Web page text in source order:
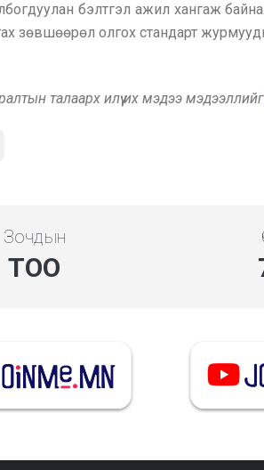
бэлтгэл ажил хангаж
зөвшөөрөл олгох стандарт
талаарх илүү их мэдээ мэдээллийг
Зочдын
ТОО